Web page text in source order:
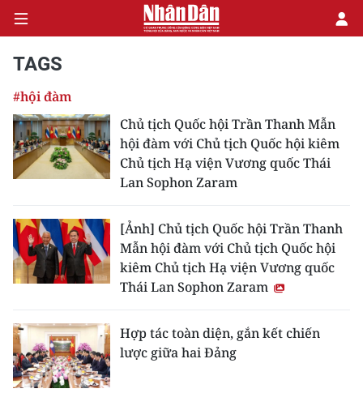
CHÍNH TRỊ
KINH TẾ
XÃ HỘI
PHÁP LUẬT
THẾ GIỚI
THỂ THAO
TAGS
#hội đàm
Chủ tịch Quốc hội Trần Thanh Mẫn
hội đàm với Chủ tịch Quốc hội kiêm
Chủ tịch Hạ viện Vương quốc Thái
Lan Sophon Zaram
[Ảnh] Chủ tịch Quốc hội Trần Thanh
Mẫn hội đàm với Chủ tịch Quốc hội
kiêm Chủ tịch Hạ viện Vương quốc
Thái Lan Sophon Zaram
Hợp tác toàn diện, gắn kết chiến
lược giữa hai Đảng